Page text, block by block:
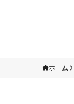
ホーム